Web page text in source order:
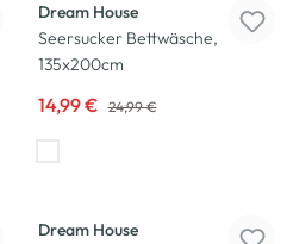
Dream House
Seersucker Bettwäsche,
135x200cm
14,99 € 24,99 €
Dream House